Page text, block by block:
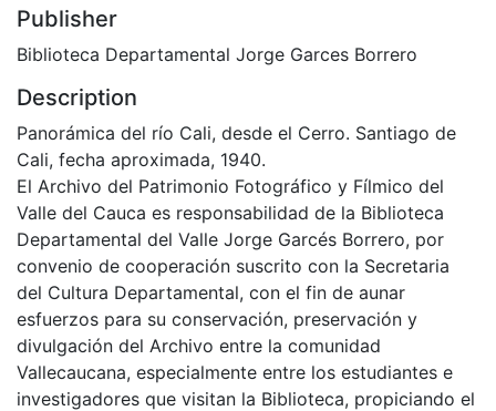
Publisher
Biblioteca Departamental Jorge Garces Borrero
Description
Panorámica del río Cali, desde el Cerro. Santiago de
Cali, fecha aproximada, 1940.
El Archivo del Patrimonio Fotográfico y Fílmico del
Valle del Cauca es responsabilidad de la Biblioteca
Departamental del Valle Jorge Garcés Borrero, por
convenio de cooperación suscrito con la Secretaria
del Cultura Departamental, con el fin de aunar
esfuerzos para su conservación, preservación y
divulgación del Archivo entre la comunidad
Vallecaucana, especialmente entre los estudiantes e
investigadores que visitan la Biblioteca, propiciando el